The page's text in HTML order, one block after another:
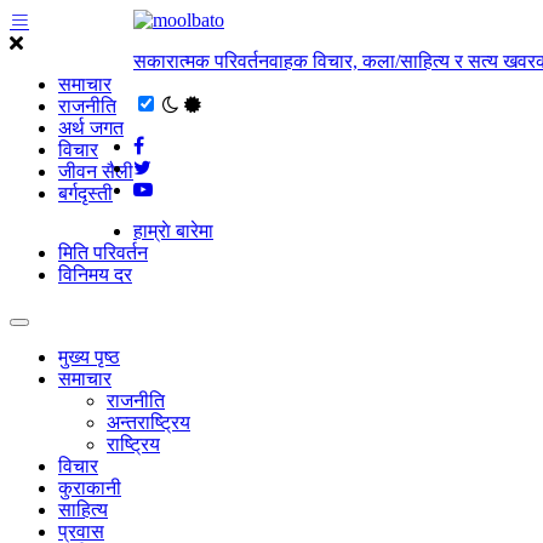
समाचार
राजनीति
अर्थ जगत
विचार
जीवन सैली
बर्गदृस्ती
सकारात्मक परिवर्तनवाहक विचार, कला/साहित्य र सत्य
हाम्राे बारेमा
मिति परिवर्तन
विनिमय दर
मुख्य पृष्ठ
समाचार
राजनीति
अन्तराष्ट्रिय
राष्ट्रिय
विचार
कुराकानी
साहित्य
प्रवास